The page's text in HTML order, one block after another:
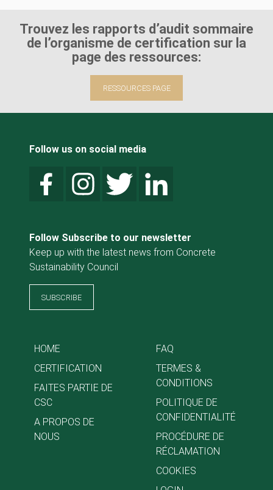
Trouvez les rapports d’audit sommaire
de l’organisme de certification sur la
page des ressources:
RESSOURCES PAGE
Follow us on social media
Follow Subscribe to our newsletter
Keep up with the latest news from Concrete
Sustainability Council
SUBSCRIBE
HOME
CERTIFICATION
FAITES PARTIE DE
CSC
A PROPOS DE
NOUS
FAQ
TERMES &
CONDITIONS
POLITIQUE DE
CONFIDENTIALITÉ
PROCÉDURE DE
RÉCLAMATION
COOKIES